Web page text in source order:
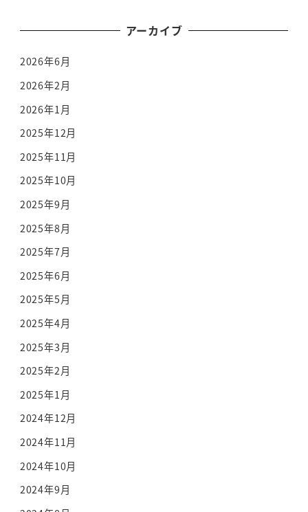
アーカイブ
2026年6月
2026年2月
2026年1月
2025年12月
2025年11月
2025年10月
2025年9月
2025年8月
2025年7月
2025年6月
2025年5月
2025年4月
2025年3月
2025年2月
2025年1月
2024年12月
2024年11月
2024年10月
2024年9月